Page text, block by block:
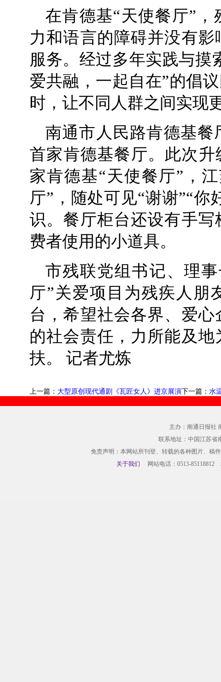
在肯德基“天使餐厅”
力和语言的障碍并没有
服务。经过多年实践与摸
爱共融，一起自在”的倡
时，让不同人群之间实现
南通市人民路肯德基餐
首家肯德基餐厅。此次
家肯德基“天使餐厅”，
厅”，随处可见“谢谢”“你
识。餐厅柜台还设有手
费者使用的小道具。
市残联党组书记、理
厅”关爱项目为残疾人朋
台，希望社会各界、爱
的社会责任，力所能及
扶。 记者尤炼
上一篇： 大型原创现代通剧《瓦匠女人》进京展演下一篇： 水
主办：南通日报社
联系地址：中国江苏省
免责声明：本网站所刊登、转载的各种图片、稿
关于我们 网站电话：0513-85118812